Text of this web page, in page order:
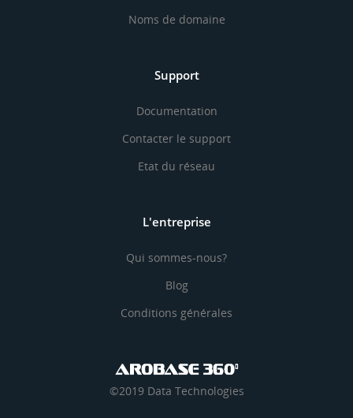
Noms de domaine
Support
Documentation
Contacter le support
Etat du réseau
L'entreprise
Qui sommes-nous?
Blog
Conditions générales
©2019 Data Technologies